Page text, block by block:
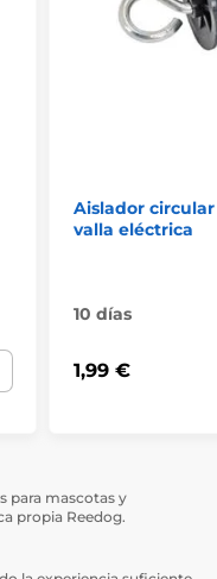
Aislador
valla eléctrica
10 días
1,99 €
para mascotas y
propia Reedog.